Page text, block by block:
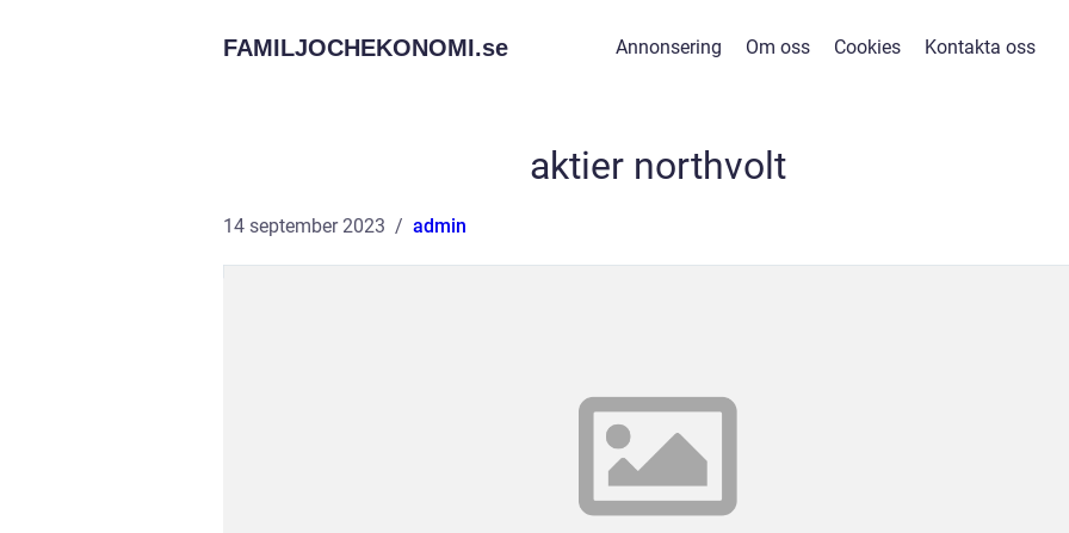
FAMILJOCHEKONOMI.se Annonsering Om oss Cookies Kontakta oss
aktier northvolt
14 september 2023 admin